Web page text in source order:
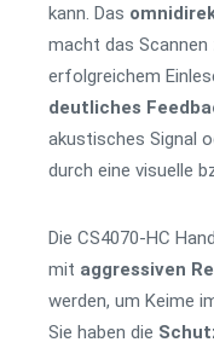
kann. Das
macht das Scannen
erfolgreichem
deutliches
akustisches Signal
durch eine visuelle
Die CS4070-HC
mit aggressiven
werden, um Keime
Sie haben die